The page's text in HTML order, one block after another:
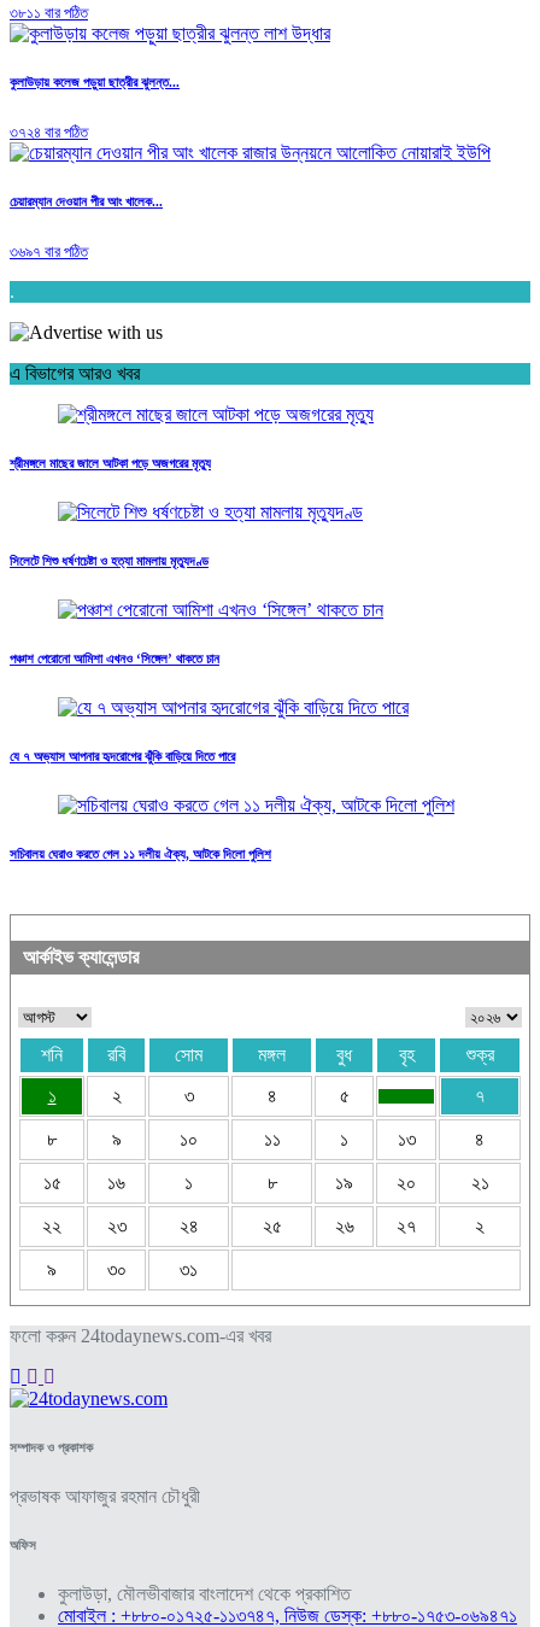
৩৮১১ বার পঠিত
কুলাউড়ায় কলেজ পড়ুয়া ছাত্রীর ঝুলন্ত...
৩৭২৪ বার পঠিত
চেয়ারম্যান দেওয়ান পীর আং খালেক...
৩৬৯৭ বার পঠিত
.
এ বিভাগের আরও খবর
শ্রীমঙ্গলে মাছের জালে আটকা পড়ে অজগরের মৃত্যু
সিলেটে শিশু ধর্ষণচেষ্টা ও হত্যা মামলায় মৃত্যুদণ্ড
পঞ্চাশ পেরোনো আমিশা এখনও ‘সিঙ্গেল’ থাকতে চান
যে ৭ অভ্যাস আপনার হৃদরোগের ঝুঁকি বাড়িয়ে দিতে পারে
সচিবালয় ঘেরাও করতে গেল ১১ দলীয় ঐক্য, আটকে দিলো পুলিশ
আর্কাইভ ক্যালেন্ডার
শনি রবি সোম মঙ্গল বুধ বৃহ
শুক্র
১
২ ৩ ৪ ৫ ৭
৮ ৯ ১০ ১১ ১ ১৩ ৪
১৫ ১৬ ১ ৮ ১৯ ২০ ২১
২২ ২৩ ২৪ ২৫ ২৬ ২৭ ২
৯ ৩০ ৩১
ফলো করুন 24todaynews.com-এর খবর
সম্পাদক ও প্রকাশক
প্রভাষক আফাজুর রহমান চৌধুরী
অফিস
কুলাউড়া, মৌলভীবাজার বাংলাদেশ থেকে প্রকাশিত
মোবাইল : +৮৮০-০১৭২৫-১১৩৭৪৭, নিউজ ডেস্ক: +৮৮০-১৭৫৩-০৬৯৪৭১